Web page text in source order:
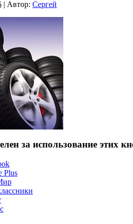
| Автор: Сергей
за использование этих